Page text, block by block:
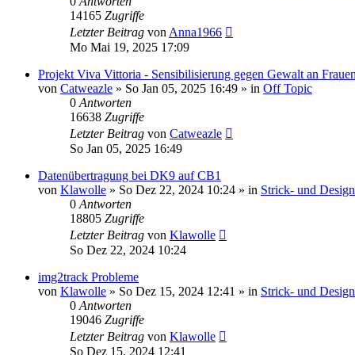
14165 Zugriffe
Letzter Beitrag von Anna1966
Mo Mai 19, 2025 17:09
Projekt Viva Vittoria - Sensibilisierung gegen Gewalt an Frauen
von Catweazle » So Jan 05, 2025 16:49 » in Off Topic
0 Antworten
16638 Zugriffe
Letzter Beitrag von Catweazle
So Jan 05, 2025 16:49
Datenübertragung bei DK9 auf CB1
von Klawolle » So Dez 22, 2024 10:24 » in Strick- und
0 Antworten
18805 Zugriffe
Letzter Beitrag von Klawolle
So Dez 22, 2024 10:24
img2track Probleme
von Klawolle » So Dez 15, 2024 12:41 » in Strick- und
0 Antworten
19046 Zugriffe
Letzter Beitrag von Klawolle
So Dez 15, 2024 12:41